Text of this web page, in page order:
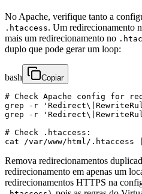
No Apache, verifique tanto a
.htaccess. Um redirecionamento
mais um redirecionamento no
duplo que pode gerar um loop:
bash Copiar
# Check Apache config for
grep -r
grep -r
# Check .htaccess:
cat /var/www/html/
Remova redirecionamentos
redirecionamento em apenas um
redirecionamentos HTTPS na